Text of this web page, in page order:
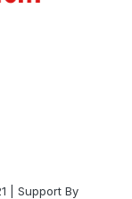
| Support By